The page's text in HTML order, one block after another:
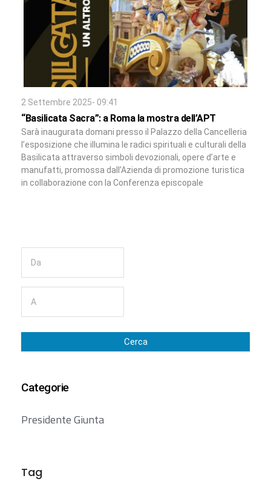
2 Settembre 2025- 09:41
“Basilicata Sacra”: a Roma la mostra dell’APT
Sarà inaugurata domani presso il Palazzo della Cancelleria
l’esposizione che illumina le radici spirituali e culturali della
Basilicata attraverso simboli devozionali, opere d’arte e
manufatti, promossa dall’Azienda di promozione turistica
in collaborazione con la Conferenza episcopale
Cerca
Categorie
Presidente Giunta
Tag